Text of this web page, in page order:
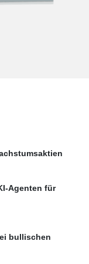
Agenten für
bullischen